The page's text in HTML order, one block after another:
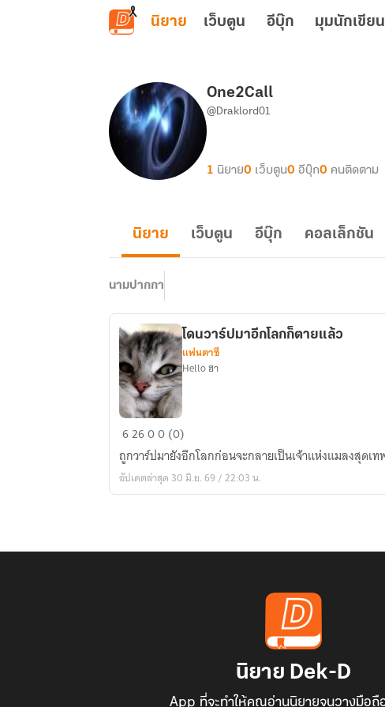
ข้ามไปยังเนื้อหาหลัก
นิยาย เว็บตูน อีบุ๊ก มุมนักเขียน
One2Call
@Draklord01
1 นิยาย0 เว็บตูน0 อีบุ๊ก0 คนติดตาม
นิยาย เว็บตูน อีบุ๊ก คอลเล็กชัน
นามปากกา
โด
นวาร์
ปมา
อีก
โดนวาร์ปมาอีกโลกก็ตายแล้ว
แฟนตาซี
Hello ฮา
62600 (0)
ถูกวาร์ปมายังอีกโลกก่อนจะกลายเป็นเจ้าแห่งแมลงสุดเท
อัปเดตล่าสุด 30 มิ.ย. 69 / 22:03 น.
นิยาย Dek-D
App ที่จะทำให้คุณอ่านนิยายจนวางมือถื